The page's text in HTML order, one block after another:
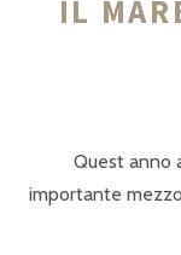
IL
Quest anno
importante